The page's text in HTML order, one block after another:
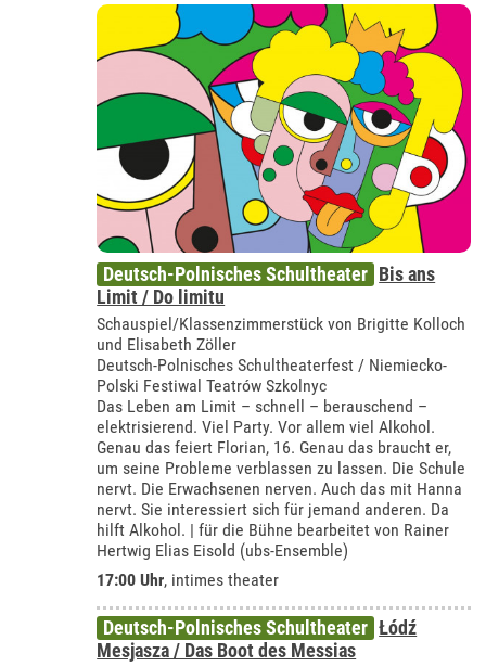
Deutsch-Polnisches Schultheater Bis ans
Limit / Do limitu
Schauspiel/Klassenzimmerstück von Brigitte Kolloch
und Elisabeth Zöller
Deutsch-Polnisches Schultheaterfest / Niemiecko-
Polski Festiwal Teatrów Szkolnyc
Das Leben am Limit – schnell – berauschend –
elektrisierend. Viel Party. Vor allem viel Alkohol.
Genau das feiert Florian, 16. Genau das braucht er,
um seine Probleme verblassen zu lassen. Die Schule
nervt. Die Erwachsenen nerven. Auch das mit Hanna
nervt. Sie interessiert sich für jemand anderen. Da
hilft Alkohol. | für die Bühne bearbeitet von Rainer
Hertwig Elias Eisold (ubs-Ensemble)
17:00 Uhr, intimes theater
Deutsch-Polnisches Schultheater Łódź
Mesjasza / Das Boot des Messias